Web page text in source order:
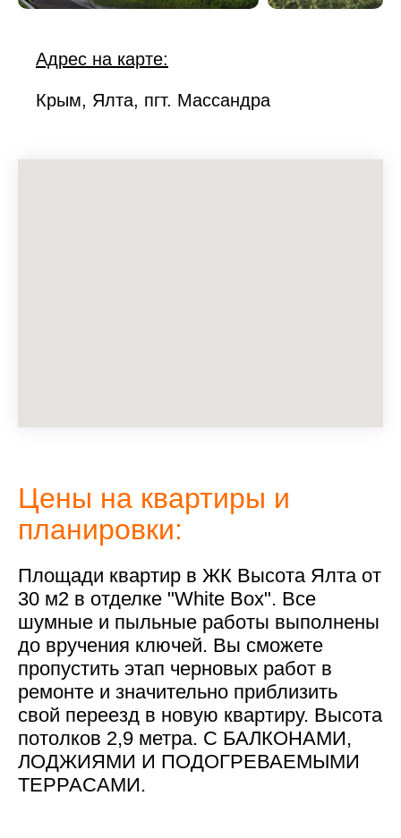
Адрес на карте:
Крым, Ялта, пгт. Массандра
Цены на квартиры и
планировки:
Площади квартир в ЖК Высота Ялта от
30 м2 в отделке "White Box". Все
шумные и пыльные работы выполнены
до вручения ключей. Вы сможете
пропустить этап черновых работ в
ремонте и значительно приблизить
свой переезд в новую квартиру. Высота
потолков 2,9 метра. С БАЛКОНАМИ,
ЛОДЖИЯМИ И ПОДОГРЕВАЕМЫМИ
ТЕРРАСАМИ.